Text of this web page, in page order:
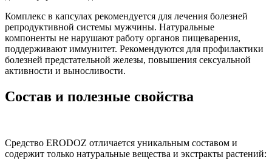
Комплекс в капсулах рекомендуется для лечения болезней
репродуктивной системы мужчины. Натуральные
компоненты не нарушают работу органов пищеварения,
поддерживают иммунитет. Рекомендуются для профилактики
болезней предстательной железы, повышения сексуальной
активности и выносливости.
Состав и полезные свойства
Средство ERODOZ отличается уникальным составом и
содержит только натуральные вещества и экстракты растений: